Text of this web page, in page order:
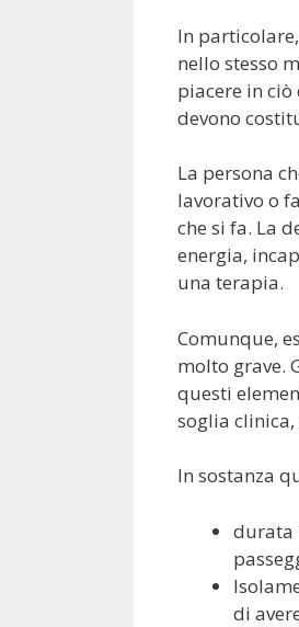
In
nello stesso
piacere in
devono
La persona
lavorativo o
che si fa. La
energia,
una terapia.
Comunque,
molto grave.
questi
soglia
In sostanza
durata
di